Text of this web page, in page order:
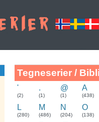
Tegneserier /
'
(2)
.
(1)
@
(1)
A
(438)
L
(280)
M
(486)
N
(204)
O
(138)